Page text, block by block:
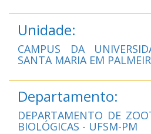
Unidade:
CAMPUS DA
SANTA MARIA EM
Departamento:
DEPARTAMENTO DE
BIOLÓGICAS - UFSM-PM